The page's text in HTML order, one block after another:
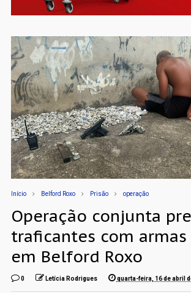
Início Belford Roxo Prisão operação
Operação conjunta
traficantes com
em Belford Roxo
0 Letícia Rodrigues quarta-feira, 16 de abril